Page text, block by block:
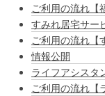
ご利用の流れ【
すみれ居宅サー
ご利用の流れ【
情報公開
ライフアシスタ
ご利用の流れ【